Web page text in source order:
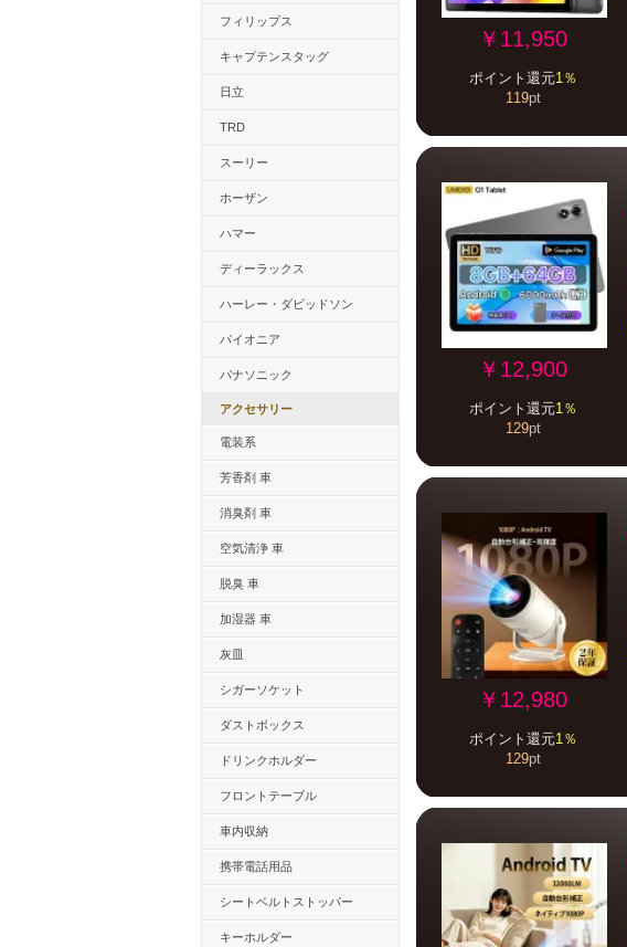
フィリップス
キャプテンスタッグ
日立
TRD
スーリー
ホーザン
ハマー
ディーラックス
ハーレー・ダビッドソン
パイオニア
パナソニック
アクセサリー
電装系
芳香剤 車
消臭剤 車
空気清浄 車
脱臭 車
加湿器 車
灰皿
シガーソケット
ダストボックス
ドリンクホルダー
フロントテーブル
車内収納
携帯電話用品
シートベルトストッパー
キーホルダー
￥11,950
ポイント還元1％
119pt
￥12,900
ポイント還元1％
129pt
￥12,980
ポイント還元1％
129pt